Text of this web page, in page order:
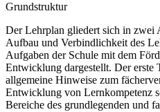
Grundstruktur
Der Lehrplan gliedert sich in zwei
Aufbau und Verbindlichkeit des
Aufgaben der Schule mit dem
Entwicklung dargestellt. Der erste
allgemeine Hinweise zum
Entwicklung von Lernkompetenz
Bereiche des grundlegenden und